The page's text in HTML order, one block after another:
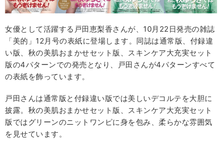
女優として活躍する戸田恵梨香さんが、10月22日発売の雑誌
「美的」12月号の表紙に登場します。同誌は通常版、付録違
い版、秋の美肌おまかせセット版、スキンケア大充実セット
版の4パターンでの発売となり、戸田さんが4パターンすべて
の表紙を飾っています。
戸田さんは通常版と付録違い版では美しいデコルテを大胆に
披露。秋の美肌おまかせセット版、スキンケア大充実セット
版ではグリーンのニットワンピに身を包み、柔らかな雰囲気
を見せています。